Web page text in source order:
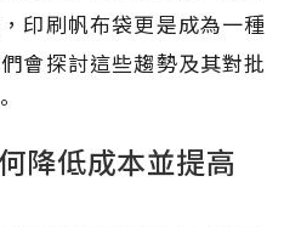
印刷帆布袋更是成為一種
會探討這些趨勢及其對批
降低成本並提高